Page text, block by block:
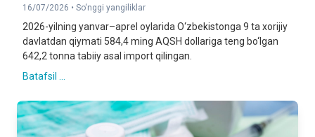
16/07/2026 • So‘nggi yangiliklar
2026-yilning yanvar–aprel oylarida O‘zbekistonga 9 ta xorijiy
davlatdan qiymati 584,4 ming AQSH dollariga teng bo‘lgan
642,2 tonna tabiiy asal import qilingan.
Batafsil ...